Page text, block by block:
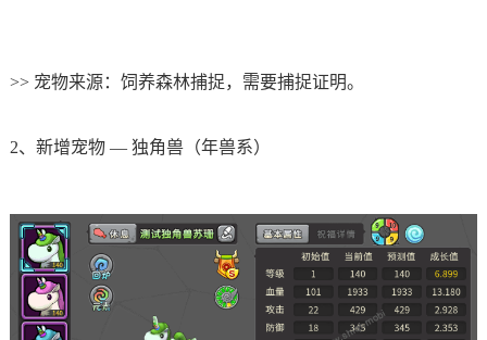
>> 宠物来源：饲养森林捕捉，需要捕捉证明。
2、新增宠物 — 独角兽（年兽系）